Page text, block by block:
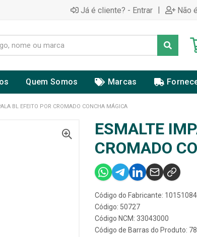
Já é cliente? - Entrar | Não
Quem Somos Marcas
BL EFEITO POR CROMADO CONCHA MÁGICA
ESMALTE
CROMADO
Código do Fabricante: 10151084
Código: 50727
Código NCM: 33043000
Código de Barras do Produto: